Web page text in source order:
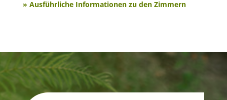
» Ausführliche Informationen zu den Zimmern